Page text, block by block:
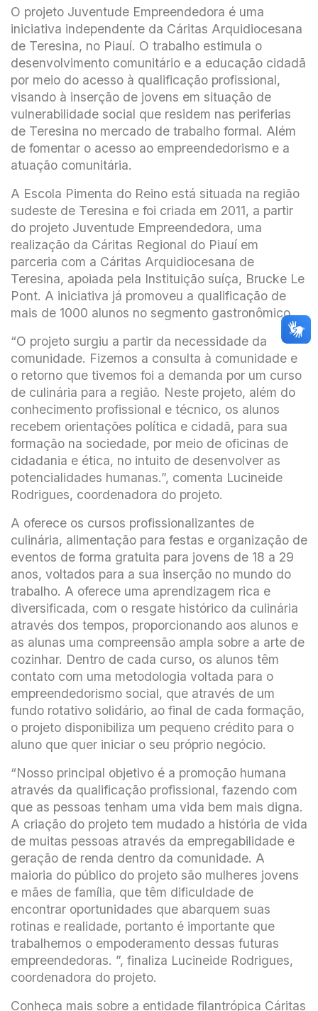
O projeto Juventude Empreendedora é uma
iniciativa independente da Cáritas Arquidiocesana
de Teresina, no Piauí. O trabalho estimula o
desenvolvimento comunitário e a educação cidadã
por meio do acesso à qualificação profissional,
visando à inserção de jovens em situação de
vulnerabilidade social que residem nas periferias
de Teresina no mercado de trabalho formal. Além
de fomentar o acesso ao empreendedorismo e a
atuação comunitária.
A Escola Pimenta do Reino está situada na região
sudeste de Teresina e foi criada em 2011, a partir
do projeto Juventude Empreendedora, uma
realização da Cáritas Regional do Piauí em
parceria com a Cáritas Arquidiocesana de
Teresina, apoiada pela Instituição suíça, Brucke Le
Pont. A iniciativa já promoveu a qualificação de
mais de 1000 alunos no segmento gastronômico.
“O projeto surgiu a partir da necessidade da
comunidade. Fizemos a consulta à comunidade e
o retorno que tivemos foi a demanda por um curso
de culinária para a região. Neste projeto, além do
conhecimento profissional e técnico, os alunos
recebem orientações política e cidadã, para sua
formação na sociedade, por meio de oficinas de
cidadania e ética, no intuito de desenvolver as
potencialidades humanas.”, comenta Lucineide
Rodrigues, coordenadora do projeto.
A oferece os cursos profissionalizantes de
culinária, alimentação para festas e organização de
eventos de forma gratuita para jovens de 18 a 29
anos, voltados para a sua inserção no mundo do
trabalho. A oferece uma aprendizagem rica e
diversificada, com o resgate histórico da culinária
através dos tempos, proporcionando aos alunos e
as alunas uma compreensão ampla sobre a arte de
cozinhar. Dentro de cada curso, os alunos têm
contato com uma metodologia voltada para o
empreendedorismo social, que através de um
fundo rotativo solidário, ao final de cada formação,
o projeto disponibiliza um pequeno crédito para o
aluno que quer iniciar o seu próprio negócio.
“Nosso principal objetivo é a promoção humana
através da qualificação profissional, fazendo com
que as pessoas tenham uma vida bem mais digna.
A criação do projeto tem mudado a história de vida
de muitas pessoas através da empregabilidade e
geração de renda dentro da comunidade. A
maioria do público do projeto são mulheres jovens
e mães de família, que têm dificuldade de
encontrar oportunidades que abarquem suas
rotinas e realidade, portanto é importante que
trabalhemos o empoderamento dessas futuras
empreendedoras. ”, finaliza Lucineide Rodrigues,
coordenadora do projeto.
Conheça mais sobre a entidade filantrópica Cáritas